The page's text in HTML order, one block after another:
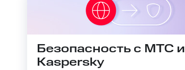
Безопасность с МТС и
Kaspersky